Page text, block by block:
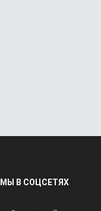
МЫ В СОЦСЕТЯХ